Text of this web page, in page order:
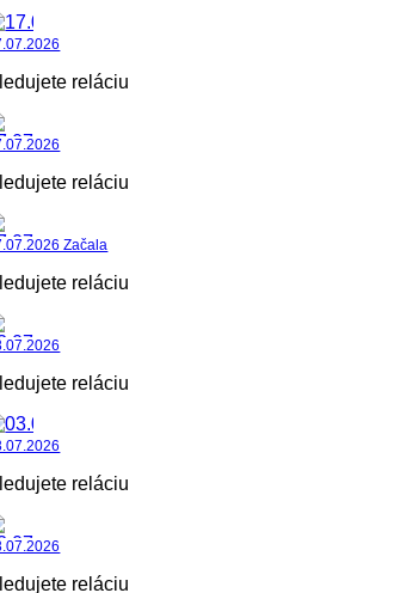
reláciu
reláciu
Začala
reláciu
reláciu
reláciu
reláciu